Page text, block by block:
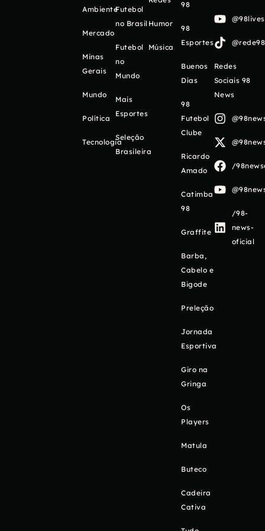
Ambiente
Mercado
Minas
Gerais
Mundo
Política
Tecnologia
Futebol
no Brasil
Futebol
no
Mundo
Mais
Esportes
Seleção
Brasileira
Humor
Música
98
98
Esportes
Buenos
Días
98
Futebol
Clube
Ricardo
Amado
Catimba
98
Graffite
Barba,
Cabelo e
Bigode
Preleção
Jornada
Esportiva
Giro na
Gringa
Os
Players
Matula
Buteco
Cadeira
Cativa
Redes
Sociais 98
News
/
/98-
news-
oficial